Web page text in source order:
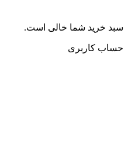
سبد خرید شما خالی است.
حساب کاربری